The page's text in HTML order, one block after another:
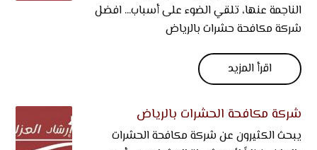
الناجمة عنها، تلقي الضوء على أسباب... افضل
شركة مكافحة حشرات بالرياض
اقرأ المزيد
شركة مكافحة الحشرات بالرياض
يبحث الكثيرون عن شركة مكافحة الحشرات